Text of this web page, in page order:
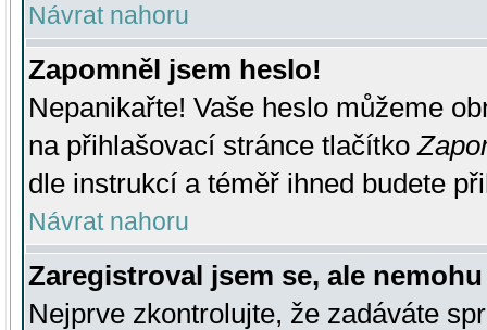
Návrat nahoru
Zapomněl jsem heslo!
Nepanikařte! Vaše heslo můžeme
na přihlašovací stránce tlačítko
dle instrukcí a téměř ihned budete
Návrat nahoru
Zaregistroval jsem se, ale
Nejprve zkontrolujte, že zadáváte